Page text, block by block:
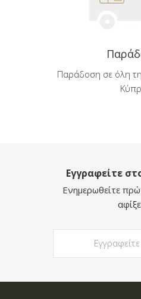
Παράδοση σε όλη
Εγγραφείτε
Ενημερωθείτε